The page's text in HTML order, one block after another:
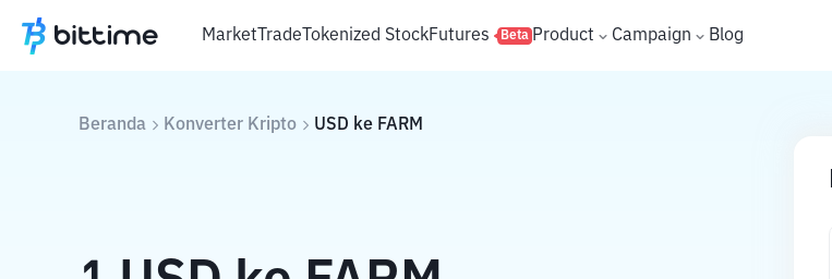
MarketTradeTokenized StockFutures Beta Product Campaign Blog
Beranda Konverter Kripto USD ke FARM